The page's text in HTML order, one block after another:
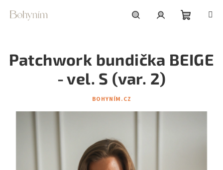
košík
Patchwork bundička BEIGE
- vel. S (var. 2)
BOHYNÍM.CZ